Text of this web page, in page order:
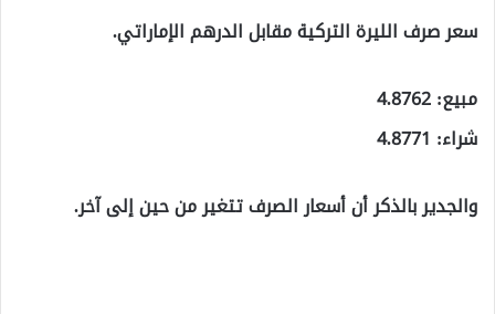
سعر صرف الليرة التركية مقابل الدرهم الإماراتي.
مبيع: 4.8762
شراء: 4.8771
والجدير بالذكر أن أسعار الصرف تتغير من حين إلى آخر.